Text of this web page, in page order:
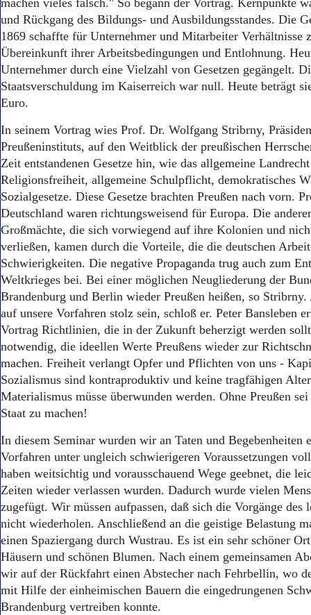
machen vieles falsch." So begann der Vortrag. Kernpunkte
und Rückgang des Bildungs- und Ausbildungsstandes. Die
1869 schaffte für Unternehmer und Mitarbeiter Verhältnisse
Übereinkunft ihrer Arbeitsbedingungen und Entlohnung.
Unternehmer durch eine Vielzahl von Gesetzen gegängelt.
Staatsverschuldung im Kaiserreich war null. Heute beträgt
Euro.
In seinem Vortrag wies Prof. Dr. Wolfgang Stribrny,
Preußeninstituts, auf den Weitblick der preußischen
Zeit entstandenen Gesetze hin, wie das allgemeine
Religionsfreiheit, allgemeine Schulpflicht, demokratisches
Sozialgesetze. Diese Gesetze brachten Preußen nach vorn.
Deutschland waren richtungsweisend für Europa. Die
Großmächte, die sich vorwiegend auf ihre Kolonien und
verließen, kamen durch die Vorteile, die die deutschen
Schwierigkeiten. Die negative Propaganda trug auch zum
Weltkrieges bei. Bei einer möglichen Neugliederung der
Brandenburg und Berlin wieder Preußen heißen, so
auf unsere Vorfahren stolz sein, schloß er. Peter Bansleben
Vortrag Richtlinien, die in der Zukunft beherzigt werden
notwendig, die ideellen Werte Preußens wieder zur
machen. Freiheit verlangt Opfer und Pflichten von uns -
Sozialismus sind kontraproduktiv und keine tragfähigen
Materialismus müsse überwunden werden. Ohne Preußen
Staat zu machen!
In diesem Seminar wurden wir an Taten und Begebenheiten
Vorfahren unter ungleich schwierigeren Voraussetzungen
haben weitsichtig und vorausschauend Wege geebnet, die
Zeiten wieder verlassen wurden. Dadurch wurde vielen
zugefügt. Wir müssen aufpassen, daß sich die Vorgänge des
nicht wiederholen. Anschließend an die geistige Belastung
einen Spaziergang durch Wustrau. Es ist ein sehr schöner
Häusern und schönen Blumen. Nach einem gemeinsamen
wir auf der Rückfahrt einen Abstecher nach Fehrbellin, wo
mit Hilfe der einheimischen Bauern die eingedrungenen
Brandenburg vertreiben konnte.